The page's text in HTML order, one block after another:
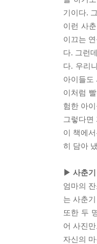
기이다.
이런 사
이끄는
다. 그런
다. 우리
아이들도
이처럼
험한 아
그렇다면
이 책에
히 담아
▶ 사춘기
엄마의
는 사춘
또한 두
어 사진
자신의